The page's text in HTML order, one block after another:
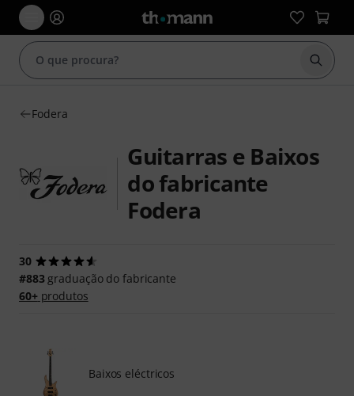
Iniciar
Fodera
Guitarras e Baixos
do fabricante
Fodera
30
#883graduação do fabricante
60+produtos
Baixos eléctricos